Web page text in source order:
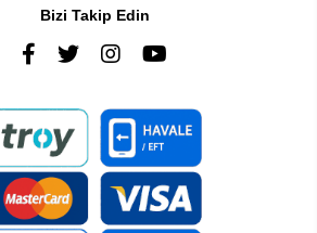
Bizi Takip Edin